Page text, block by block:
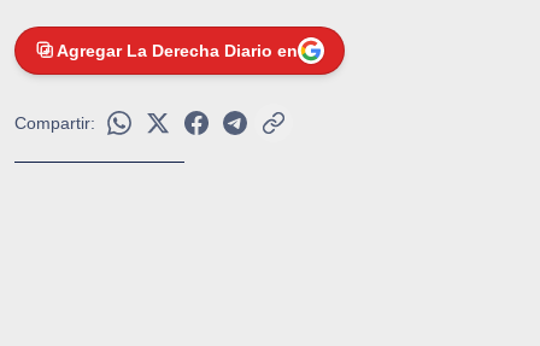
Agregar La Derecha Diario en
Compartir: